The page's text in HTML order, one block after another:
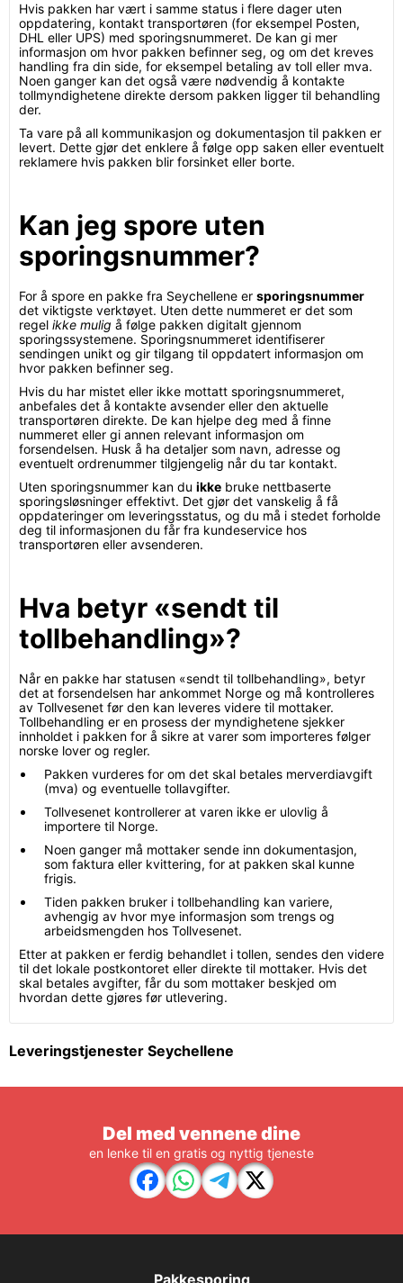
Hvis pakken har vært i samme status i flere dager uten
oppdatering, kontakt transportøren (for eksempel Posten,
DHL eller UPS) med sporingsnummeret. De kan gi mer
informasjon om hvor pakken befinner seg, og om det kreves
handling fra din side, for eksempel betaling av toll eller mva.
Noen ganger kan det også være nødvendig å kontakte
tollmyndighetene direkte dersom pakken ligger til behandling
der.
Ta vare på all kommunikasjon og dokumentasjon til pakken er
levert. Dette gjør det enklere å følge opp saken eller eventuelt
reklamere hvis pakken blir forsinket eller borte.
Kan jeg spore uten
sporingsnummer?
For å spore en pakke fra Seychellene er sporingsnummer
det viktigste verktøyet. Uten dette nummeret er det som
regel ikke mulig å følge pakken digitalt gjennom
sporingssystemene. Sporingsnummeret identifiserer
sendingen unikt og gir tilgang til oppdatert informasjon om
hvor pakken befinner seg.
Hvis du har mistet eller ikke mottatt sporingsnummeret,
anbefales det å kontakte avsender eller den aktuelle
transportøren direkte. De kan hjelpe deg med å finne
nummeret eller gi annen relevant informasjon om
forsendelsen. Husk å ha detaljer som navn, adresse og
eventuelt ordrenummer tilgjengelig når du tar kontakt.
Uten sporingsnummer kan du ikke bruke nettbaserte
sporingsløsninger effektivt. Det gjør det vanskelig å få
oppdateringer om leveringsstatus, og du må i stedet forholde
deg til informasjonen du får fra kundeservice hos
transportøren eller avsenderen.
Hva betyr «sendt til
tollbehandling»?
Når en pakke har statusen «sendt til tollbehandling», betyr
det at forsendelsen har ankommet Norge og må kontrolleres
av Tollvesenet før den kan leveres videre til mottaker.
Tollbehandling er en prosess der myndighetene sjekker
innholdet i pakken for å sikre at varer som importeres følger
norske lover og regler.
Pakken vurderes for om det skal betales merverdiavgift
(mva) og eventuelle tollavgifter.
Tollvesenet kontrollerer at varen ikke er ulovlig å
importere til Norge.
Noen ganger må mottaker sende inn dokumentasjon,
som faktura eller kvittering, for at pakken skal kunne
frigis.
Tiden pakken bruker i tollbehandling kan variere,
avhengig av hvor mye informasjon som trengs og
arbeidsmengden hos Tollvesenet.
Etter at pakken er ferdig behandlet i tollen, sendes den videre
til det lokale postkontoret eller direkte til mottaker. Hvis det
skal betales avgifter, får du som mottaker beskjed om
hvordan dette gjøres før utlevering.
Leveringstjenester Seychellene
Del med vennene dine
en lenke til en gratis og nyttig tjeneste
Pakkesporing